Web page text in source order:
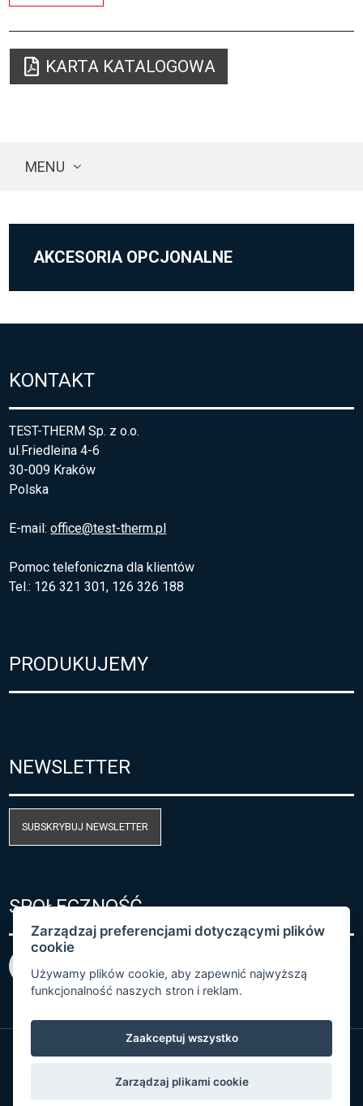
KARTA KATALOGOWA
MENU
AKCESORIA OPCJONALNE
KONTAKT
TEST-THERM Sp. z o.o.
ul.Friedleina 4-6
30-009 Kraków
Polska
E-mail:office@test-therm.pl
Pomoc telefoniczna dla klientów
Tel.: 126 321 301, 126 326 188
PRODUKUJEMY
NEWSLETTER
SUBSKRYBUJ NEWSLETTER
SPOŁECZNOŚĆ
bySpaneco
Zarządzaj preferencjami dotyczącymi plików
cookie
Używamy plików cookie, aby zapewnić najwyższą
funkcjonalność naszych stron i reklam.
Zaakceptuj wszystko
Zarządzaj plikami cookie